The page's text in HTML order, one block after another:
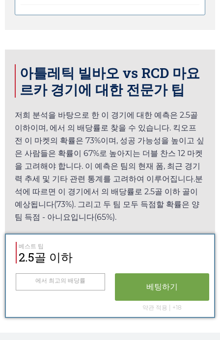
아틀레틱 빌바오 vs RCD 마요
르카 경기에 대한 전문가 팁
저희 분석을 바탕으로 한 이 경기에 대한 예측은 2.5골
이하이며, 에서 의 배당률로 찾을 수 있습니다. 킥오프
전 이 마켓의 확률은 73%이며, 성공 가능성을 높이고 싶
은 사람들은 확률이 67%로 높아지는 더블 찬스 12 마켓
을 고려해야 합니다. 이 예측은 팀의 현재 폼, 최근 경기
력 추세 및 기타 관련 통계를 고려하여 이루어집니다.분
석에 따르면 이 경기에서 의 배당률로 2.5골 이하 골이
예상됩니다(73%). 그리고 두 팀 모두 득점할 확률은 양
팀 득점 - 아니요입니다(65%).
베스트 팁
2.5골 이하
에서 최고의 배당률
베팅하기
약관 적용 | +18